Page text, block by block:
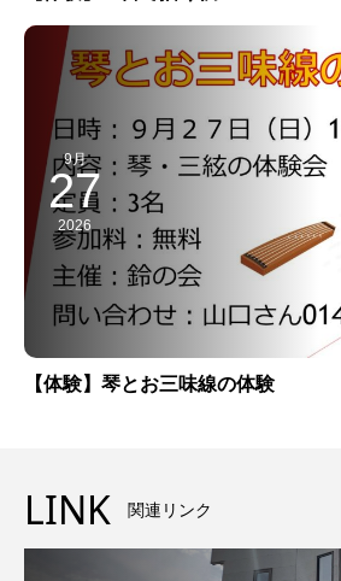
9月
27
2026
【体験】琴とお三味線の体験
LINK 関連リンク